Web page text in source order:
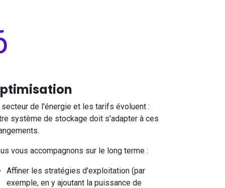
de l'énergie et les tarifs évoluent :
système de stockage doit s'adapter à ces
vous accompagnons sur le long terme :
Affiner les stratégies d'exploitation (par
exemple, en y ajoutant la puissance de